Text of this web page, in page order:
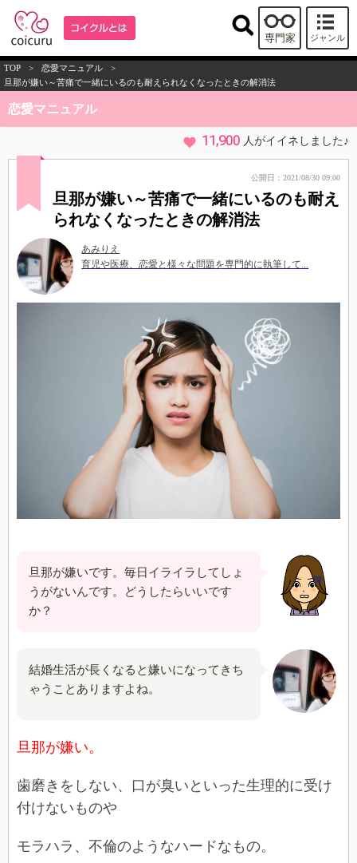
ジャンル
専門家
TOP > 恋愛マニュアル
>
旦那が嫌い～苦痛で一緒にいるのも耐えられなくなったときの解消法
恋愛マニュアル
11,900 人がイイネしました♪
公開日：2021/08/30 09:00
旦那が嫌い～苦痛で一緒にいるのも耐え
られなくなったときの解消法
あみりえ
育児や医療、恋愛と様々な問題を専門的に執筆して...
旦那が嫌いです。毎日イライラしてしょ
うがないんです。どうしたらいいです
か？
結婚生活が長くなると嫌いになってきち
ゃうことありますよね。
旦那が嫌い。
歯磨きをしない、口が臭いといった生理的に受け
付けないものや
モラハラ、不倫のようなハードなもの。